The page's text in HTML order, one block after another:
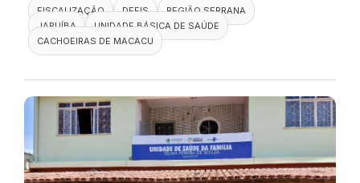
FISCALIZAÇÃO DEFIS
REGIÃO SERRANA
JAPUÍBA
UNIDADE BÁSICA DE SAÚDE
CACHOEIRAS DE MACACU